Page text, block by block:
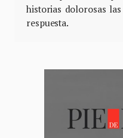
historias dolorosas
respuesta.